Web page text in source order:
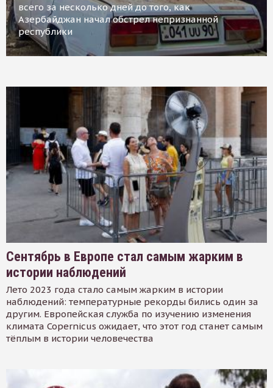
всего за несколько дней до того, как
Азербайджан начал обстрел непризнанной
республики
Сентябрь в Европе стал самым жарким в
истории наблюдений
Лето 2023 года стало самым жарким в истории
наблюдений: температурные рекорды бились один за
другим. Европейская служба по изучению изменения
климата Copernicus ожидает, что этот год станет самым
тёплым в истории человечества